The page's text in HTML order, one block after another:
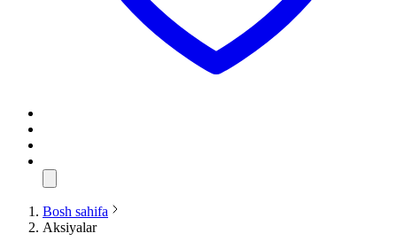
Bosh sahifa
Aksiyalar